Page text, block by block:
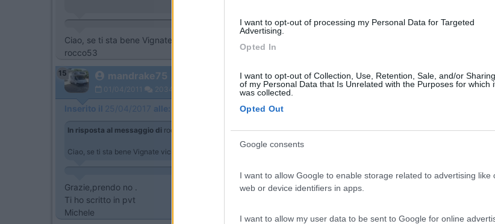
I want to opt-out of processing my Personal Data for Targeted
Advertising.
Opted In
I want to opt-out of Collection, Use, Retention, Sale, and/or Sharing
of my Personal Data that Is Unrelated with the Purposes for which
was collected.
Opted Out
Google consents
I want to allow Google to enable storage related to advertising like
web or device identifiers in apps.
I want to allow my user data to be sent to Google for online
Ciao, se ti sta bene Vignate vicino al centro commerciale Acquario, c'è un tizio che ha un rimessaggio con
rocco53
15 mandrake75
01/04/2011 2034
Inserito il 25/04/2017 alle:
In risposta al messaggio di rocco53 25/04/2017alle11:40:40
Ciao, se ti sta bene Vignate vicino al centro commerciale Acquario, c'è un tizio che ha un rimessaggio con posti ancora liberi.
Grazie,prendo no .
Ti ho scritto in pvt
Michele